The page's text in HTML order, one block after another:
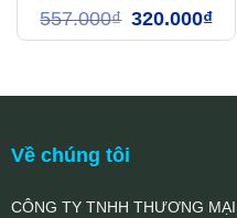
HƠI 5W (AIG0051)
557.000₫ Giá
gốc
là:
320.000₫Giá
tại
Về chúng tôi
CÔNG TY TNHH THƯƠNG